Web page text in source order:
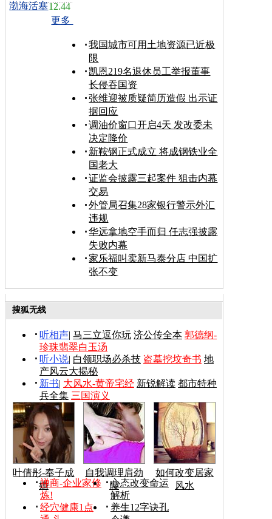
渤海活塞12.44
更多
我国城市可用土地资源已近极
限
凯恩219名退休员工举报董事
长侵吞国资
张维迎被质疑简历造假 出示证
据回应
调油价窗口开启4天 发改委未
决定降价
新鞍钢正式成立 将成钢铁业全
国老大
证监会披露三起案件 狙击内幕
交易
外管局召集28家银行警示外汇
违规
华远拿地空手而归 任志强披露
失败内幕
家乐福叫卖新马泰分店 中国扩
张不变
搜狐无线
听相声| 马三立逗你玩 济公传全本 郭德纲-
珍珠翡翠白玉汤
听小说| 白领职场必杀技 盗墓挖坟奇书 地
产风云大揭秘
新书| 大风水-黄帝宅经 新锐解读 都市特种
兵全集 三国演义
叶倩彤-奉子成
婚
自我调理肩劲
腰
如何改变居家
风水
禅商-企业家修
炼!
心态改变命运
解析
经穴健康1点
养生12字诀孔